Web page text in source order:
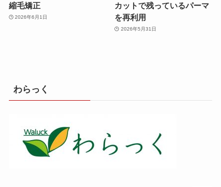
縮毛矯正
2026年6月1日
カットで残っているパーマ
を再利用
2026年5月31日
わらっく